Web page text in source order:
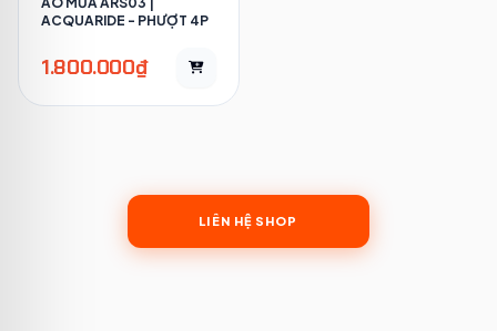
ACQUARIDE - PHƯỢT 4P
1.800.000₫
LIÊN HỆ SHOP